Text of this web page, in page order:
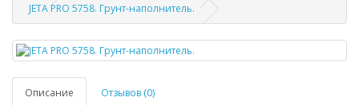
JETA PRO 5758. Грунт-наполнитель.
Описание Отзывов (0)